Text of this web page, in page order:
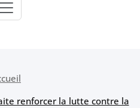
renforcer la lutte contre la